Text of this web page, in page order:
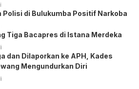
Polisi di Bulukumba Positif Narkoba
Tiga Bacapres di Istana Merdeka
dan Dilaporkan ke APH, Kades
Mengundurkan Diri